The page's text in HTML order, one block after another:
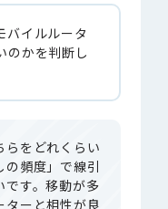
バイルルータ
のかを判断し
らをどれくらい
頻度」で線引
です。移動が多
ターと相性が良